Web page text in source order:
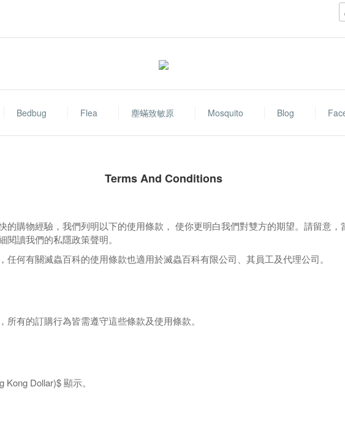
Bedbug Flea 塵蟎致敏原 Mosquito Blog
Terms And Conditions
購物經驗，我們列明以下的使用條款， 使你更明白我們對雙方的期望。請留意
讀我們的私隱政策聲明。
何有關滅蟲百科的使用條款也適用於滅蟲百科有限公司、其員工及代理公司。
有的訂購行為皆需遵守這些條款及使用條款。
Kong Dollar)$ 顯示。